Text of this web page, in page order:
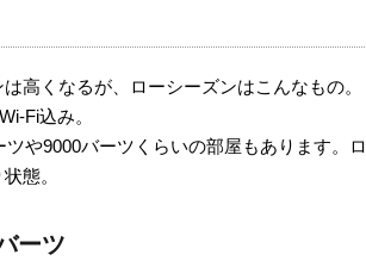
高くなるが、ローシーズンはこんなもの。
Fi込み。
や9000バーツくらいの部屋もあります。ロ
態。
ーツ